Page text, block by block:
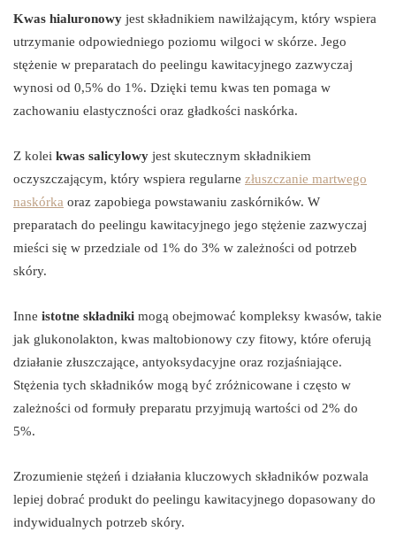
Kwas hialuronowy jest składnikiem nawilżającym, który wspiera
utrzymanie odpowiedniego poziomu wilgoci w skórze. Jego
stężenie w preparatach do peelingu kawitacyjnego zazwyczaj
wynosi od 0,5% do 1%. Dzięki temu kwas ten pomaga w
zachowaniu elastyczności oraz gładkości naskórka.
Z kolei kwas salicylowy jest skutecznym składnikiem
oczyszczającym, który wspiera regularne złuszczanie martwego
naskórka oraz zapobiega powstawaniu zaskórników. W
preparatach do peelingu kawitacyjnego jego stężenie zazwyczaj
mieści się w przedziale od 1% do 3% w zależności od potrzeb
skóry.
Inne istotne składniki mogą obejmować kompleksy kwasów, takie
jak glukonolakton, kwas maltobionowy czy fitowy, które oferują
działanie złuszczające, antyoksydacyjne oraz rozjaśniające.
Stężenia tych składników mogą być zróżnicowane i często w
zależności od formuły preparatu przyjmują wartości od 2% do
5%.
Zrozumienie stężeń i działania kluczowych składników pozwala
lepiej dobrać produkt do peelingu kawitacyjnego dopasowany do
indywidualnych potrzeb skóry.